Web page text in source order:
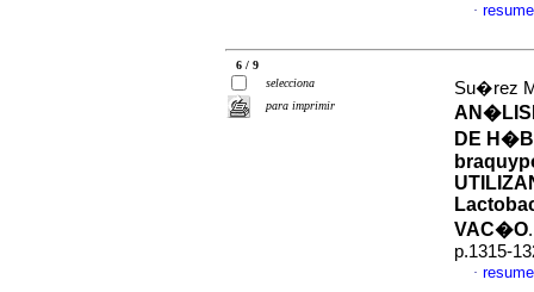
·
6 / 9
selecciona
para imprimir
Su�rez
DE
VAC�O
p.1315-
·